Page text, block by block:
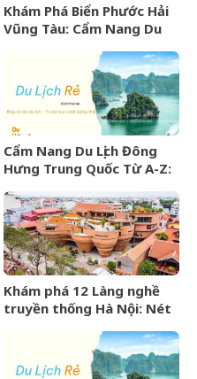
Khám Phá Biển Phước Hải
Vũng Tàu: Cẩm Nang Du
Cẩm Nang Du Lịch Đông
Hưng Trung Quốc Từ A-Z:
Trình Chi Tiết
Khám phá 12 Làng nghề
truyền thống Hà Nội: Nét